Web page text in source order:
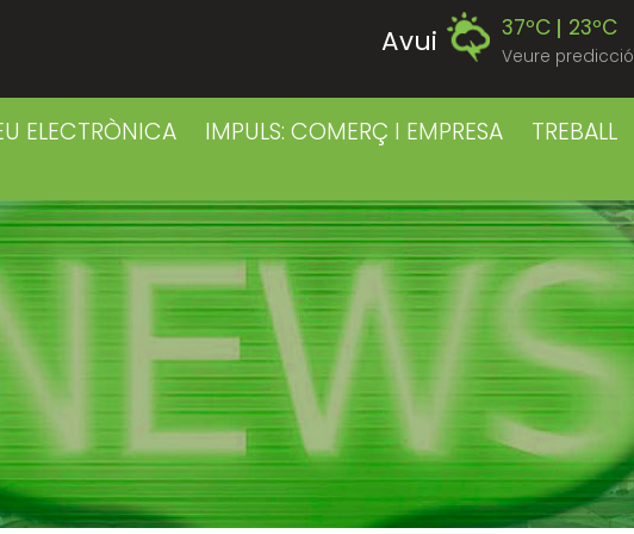
Avui 37ºC 23ºC
Veure predicció
Divendres 39ºC 23ºC
Diumenge 38ºC 23ºC
Dilluns 39ºC 23ºC
Dimarts 39ºC 22ºC
Dimecres 41ºC 22ºC
ELECTRÒNICA IMPULS: COMERÇ I EMPRESA TREBALL